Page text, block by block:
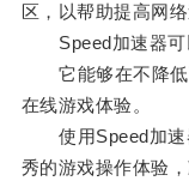
区，以帮助提高网络
Speed加速器可
它能够在不降低
在线游戏体验。
使用Speed加速
秀的游戏操作体验